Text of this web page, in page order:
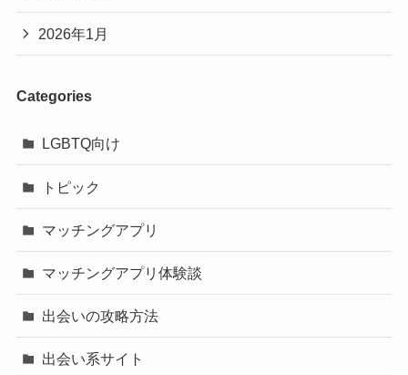
2026年1月
Categories
LGBTQ向け
トピック
マッチングアプリ
マッチングアプリ体験談
出会いの攻略方法
出会い系サイト